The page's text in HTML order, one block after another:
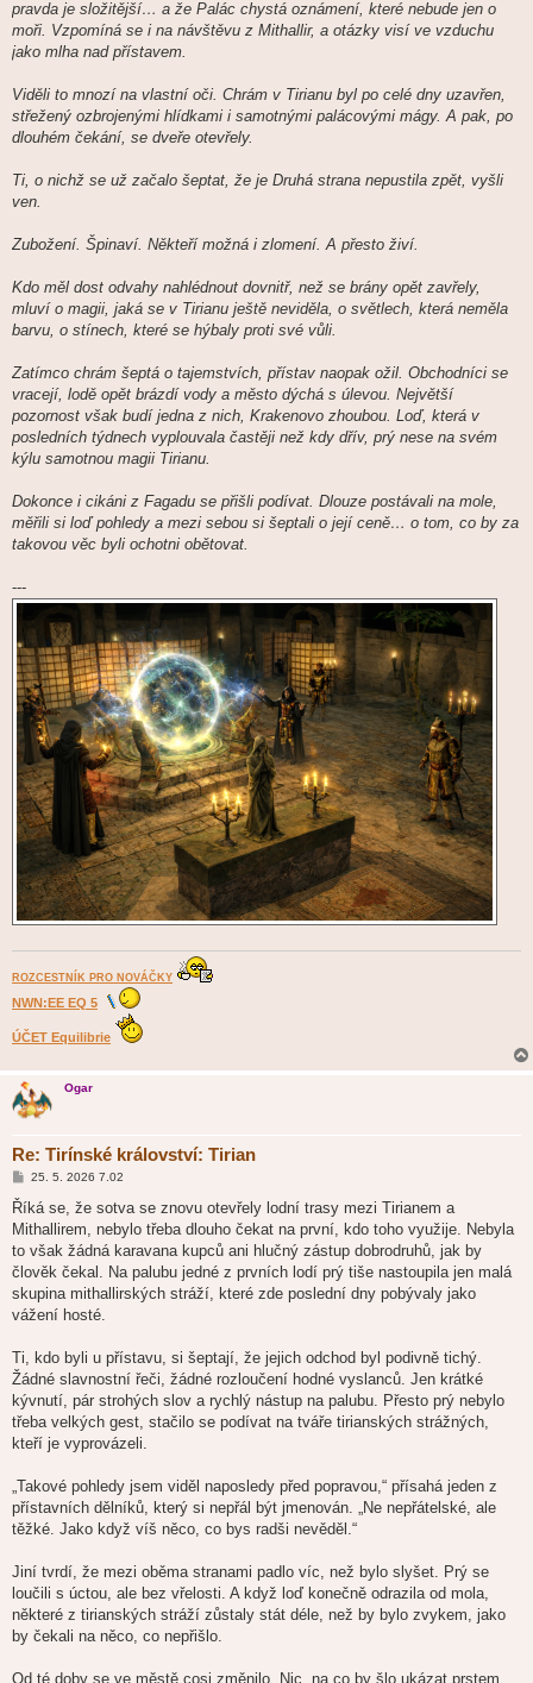
pravda je složitější… a že Palác chystá oznámení, které nebude jen o
moři. Vzpomíná se i na návštěvu z Mithallir, a otázky visí ve vzduchu
jako mlha nad přístavem.
Viděli to mnozí na vlastní oči. Chrám v Tirianu byl po celé dny uzavřen,
střežený ozbrojenými hlídkami i samotnými palácovými mágy. A pak, po
dlouhém čekání, se dveře otevřely.
Ti, o nichž se už začalo šeptat, že je Druhá strana nepustila zpět, vyšli
ven.
Zubožení. Špinaví. Někteří možná i zlomení. A přesto živí.
Kdo měl dost odvahy nahlédnout dovnitř, než se brány opět zavřely,
mluví o magii, jaká se v Tirianu ještě neviděla, o světlech, která neměla
barvu, o stínech, které se hýbaly proti své vůli.
Zatímco chrám šeptá o tajemstvích, přístav naopak ožil. Obchodníci se
vracejí, lodě opět brázdí vody a město dýchá s úlevou. Největší
pozornost však budí jedna z nich, Krakenovo zhoubou. Loď, která v
posledních týdnech vyplouvala častěji než kdy dřív, prý nese na svém
kýlu samotnou magii Tirianu.
Dokonce i cikáni z Fagadu se přišli podívat. Dlouze postávali na mole,
měřili si loď pohledy a mezi sebou si šeptali o její ceně… o tom, co by za
takovou věc byli ochotni obětovat.
---
ROZCESTNÍK PRO NOVÁČKY
NWN:EE EQ 5
ÚČET Equilibrie
Ogar
Re: Tirínské království: Tirian
P
í
p
ě
e
k
25. 5. 2026 7.02
Říká se, že sotva se znovu otevřely lodní trasy mezi Tirianem a
Mithallirem, nebylo třeba dlouho čekat na první, kdo toho využije. Nebyla
to však žádná karavana kupců ani hlučný zástup dobrodruhů, jak by
člověk čekal. Na palubu jedné z prvních lodí prý tiše nastoupila jen malá
skupina mithallirských stráží, které zde poslední dny pobývaly jako
vážení hosté.
Ti, kdo byli u přístavu, si šeptají, že jejich odchod byl podivně tichý.
Žádné slavnostní řeči, žádné rozloučení hodné vyslanců. Jen krátké
kývnutí, pár strohých slov a rychlý nástup na palubu. Přesto prý nebylo
třeba velkých gest, stačilo se podívat na tváře tirianských strážných,
kteří je vyprovázeli.
„Takové pohledy jsem viděl naposledy před popravou,“ přísahá jeden z
přístavních dělníků, který si nepřál být jmenován. „Ne nepřátelské, ale
těžké. Jako když víš něco, co bys radši nevěděl.“
Jiní tvrdí, že mezi oběma stranami padlo víc, než bylo slyšet. Prý se
loučili s úctou, ale bez vřelosti. A když loď konečně odrazila od mola,
některé z tirianských stráží zůstaly stát déle, než by bylo zvykem, jako
by čekali na něco, co nepřišlo.
Od té doby se ve městě cosi změnilo. Nic, na co by šlo ukázat prstem,